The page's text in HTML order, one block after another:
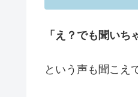
「え？でも聞いち
という声も聞こえ